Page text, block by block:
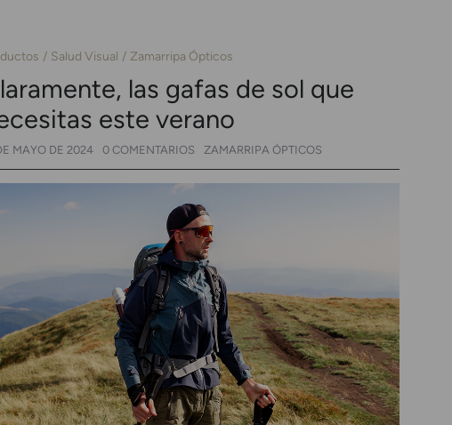
Salud Visual Zamarripa Ópticos
las gafas de sol que
este verano
MAYO DE 2024 0 COMENTARIOS ZAMARRIPA ÓPTICOS